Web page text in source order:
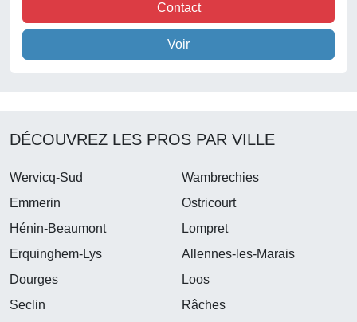
Contact
Voir
DÉCOUVREZ LES PROS PAR VILLE
Wervicq-Sud
Wambrechies
Emmerin
Ostricourt
Hénin-Beaumont
Lompret
Erquinghem-Lys
Allennes-les-Marais
Dourges
Loos
Seclin
Râches